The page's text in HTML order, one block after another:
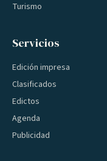
Turismo
Servicios
Edición impresa
Clasificados
Edictos
Agenda
Publicidad